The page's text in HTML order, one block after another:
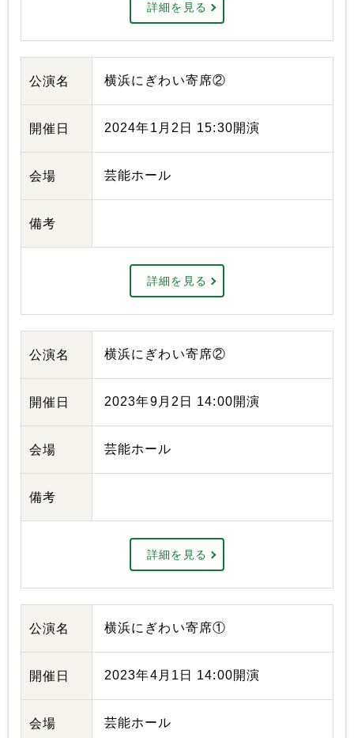
詳細を見る
公演名 横浜にぎわい寄席②
開催日 2024年1月2日 15:30開演
会場 芸能ホール
備考
詳細を見る
公演名 横浜にぎわい寄席②
開催日 2023年9月2日 14:00開演
会場 芸能ホール
備考
詳細を見る
公演名 横浜にぎわい寄席①
開催日 2023年4月1日 14:00開演
会場 芸能ホール